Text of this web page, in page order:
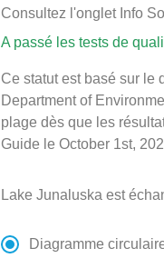
Consultez l'onglet Info
A passé les tests de
Ce statut est basé sur le
Department of
plage dès que les
Guide le October 1st,
Lake Junaluska est
Diagramme